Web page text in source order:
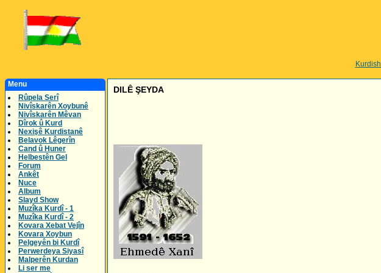
Kurdish
Menu
Rûpela Serî
Nivîskarên Xoybunê
Nivîskarên Mêvan
Dîrok û Kurd
Nexişê Kurdistanê
Belavok Lêgerîn
Cand û Huner
Helbestên Gel
Forum
Ankêt
Nuce
Album
Slayd Show
Muzîka Kurdî - 1
Muzîka Kurdî - 2
Kovara Xebat Vejîn
Kovara Xoybun
Pelgeyên bi Kurdî
Perwerdeya Siyasî
Malperên Kurdan
Li ser me
DILÊ ŞEYDA